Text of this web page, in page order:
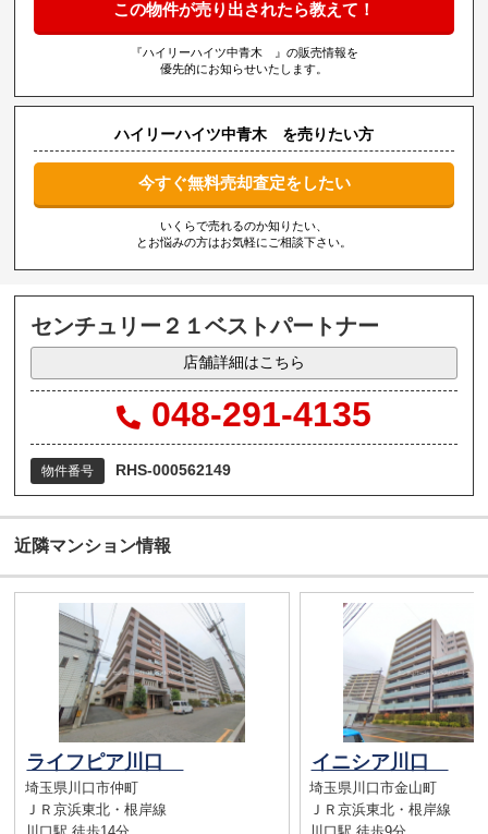
この物件が売り出されたら教えて！
『ハイリーハイツ中青木 』の販売情報を
優先的にお知らせいたします。
ハイリーハイツ中青木 を売りたい方
今すぐ無料売却査定をしたい
いくらで売れるのか知りたい、
とお悩みの方はお気軽にご相談下さい。
センチュリー２１ベストパートナー
店舗詳細はこちら
048-291-4135
物件番号 RHS-000562149
近隣マンション情報
ライフピア川口
埼玉県川口市仲町
ＪＲ京浜東北・根岸線
イニシア川口
埼玉県川口市金山町
ＪＲ京浜東北・根岸線